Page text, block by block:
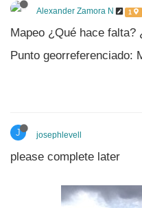
Alexander Zamora N 1
Mapeo ¿Qué hace falta?
Punto georreferenciado:
J josephlevell
please complete later